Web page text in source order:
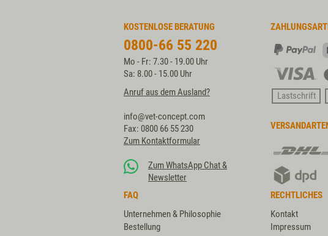
KOSTENLOSE BERATUNG
0800-66 55 220
Mo - Fr: 7.30 - 19.00 Uhr
Sa: 8.00 - 15.00 Uhr
Anruf aus dem Ausland?
info@vet-concept.com
Fax: 0800 66 55 230
Zum Kontaktformular
Zum WhatsApp Chat &
Newsletter
Lastschrift
DHL
DPD
FAQ
Unternehmen & Philosophie
Bestellung
RECHTLICHES
Kontakt
Impressum